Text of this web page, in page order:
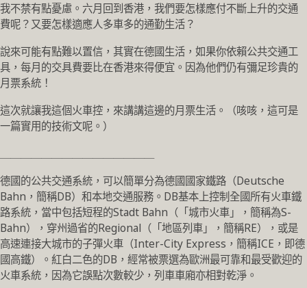
我不禁有點憂慮。六月回到香港，我們要怎樣應付不斷上升的交通
費呢？又要怎樣適應人多車多的通勤生活？
說來可能有點難以置信，其實在德國生活，如果你依賴公共交通工
具，每月的交具費要比在香港來得便宜。因為他們仍有彌足珍貴的
月票系統！
這次就讓我這個火車控，來講講這邊的月票生活。（咳咳，這可是
一篇實用的技術文呢。）
德國的公共交通系統，可以簡單分為德國國家鐵路（Deutsche
Bahn，簡稱DB）和本地交通服務。DB基本上控制全國所有火車鐵
路系統，當中包括短程的Stadt Bahn（「城市火車」，簡稱為S-
Bahn），穿州過省的Regional（「地區列車」，簡稱RE），或是
高速連接大城市的子彈火車（Inter-City Express，簡稱ICE，即德
國高鐵）。紅白二色的DB，經常被票選為歐洲最可靠和最受歡迎的
火車系統，因為它誤點次數較少，列車車廂亦相對乾淨。